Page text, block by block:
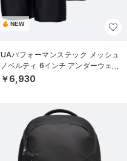
NEW
UAパフォーマンステック メッシュ
ノベルティ 6インチ アンダーウェア
（3枚セット）（トレーニング/ME
￥6,930